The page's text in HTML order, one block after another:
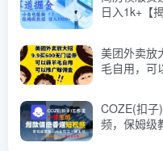
日入1k+【揭
美团外卖放
毛自用，可
COZE(扣子
频，保姆级